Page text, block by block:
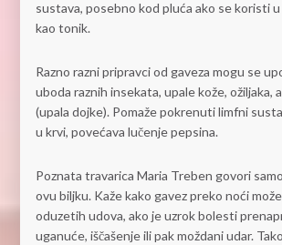
sustava, posebno kod pluća ako se koristi
kao tonik.
Razno razni pripravci od gaveza mogu se
uboda raznih insekata, upale kože, ožiljaka,
(upala dojke). Pomaže pokrenuti limfni
u krvi, povećava lučenje pepsina.
Poznata travarica Maria Treben govori
ovu biljku. Kaže kako gavez preko noći
oduzetih udova, ako je uzrok bolesti
uganuće, iščašenje ili pak moždani udar.